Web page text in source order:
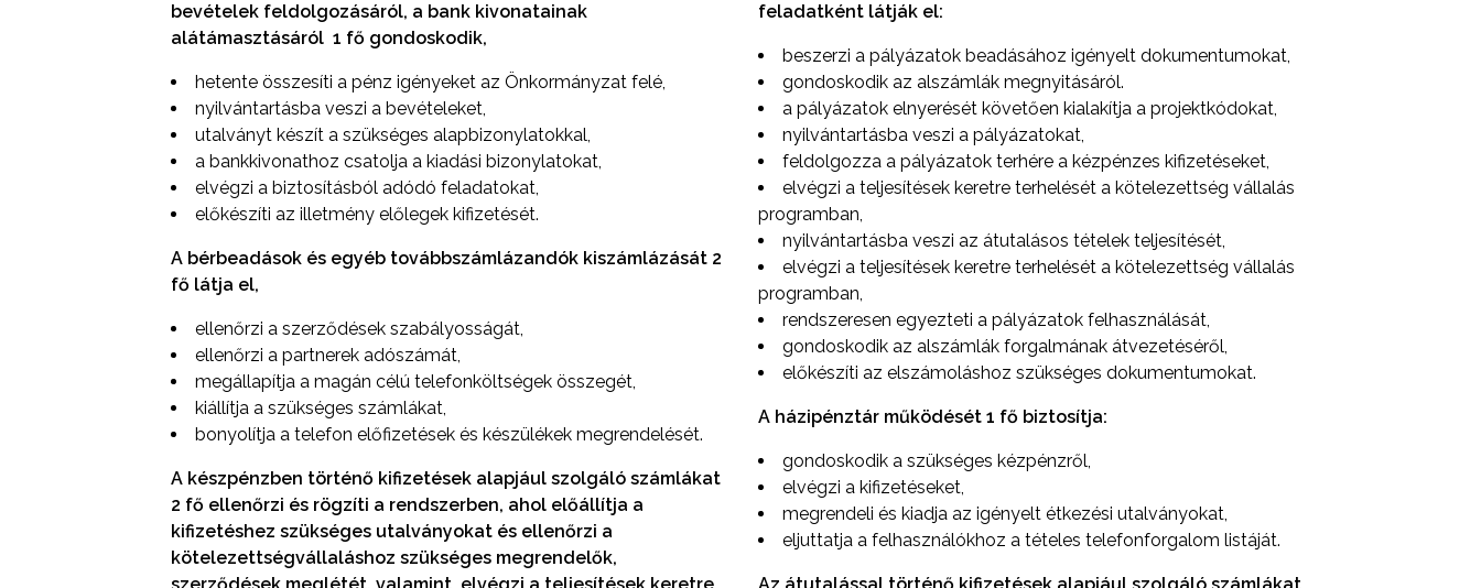
bevételek feldolgozásáról, a bank kivonatainak
alátámasztásáról 1 fő gondoskodik,
hetente összesíti a pénz igényeket az Önkormányzat felé,
nyilvántartásba veszi a bevételeket,
utalványt készít a szükséges alapbizonylatokkal,
a bankkivonathoz csatolja a kiadási bizonylatokat,
elvégzi a biztosításból adódó feladatokat,
előkészíti az illetmény előlegek kifizetését.
A bérbeadások és egyéb továbbszámlázandók kiszámlázását 2
fő látja el,
ellenőrzi a szerződések szabályosságát,
ellenőrzi a partnerek adószámát,
megállapítja a magán célú telefonköltségek összegét,
kiállítja a szükséges számlákat,
bonyolítja a telefon előfizetések és készülékek megrendelését.
A készpénzben történő kifizetések alapjául szolgáló számlákat
2 fő ellenőrzi és rögzíti a rendszerben, ahol előállítja a
kifizetéshez szükséges utalványokat és ellenőrzi a
kötelezettségvállaláshoz szükséges megrendelők,
feladatként látják el:
beszerzi a pályázatok beadásához igényelt dokumentumokat,
gondoskodik az alszámlák megnyitásáról.
a pályázatok elnyerését követően kialakítja a projektkódokat,
nyilvántartásba veszi a pályázatokat,
feldolgozza a pályázatok terhére a kézpénzes kifizetéseket,
elvégzi a teljesítések keretre terhelését a kötelezettség vállalás
programban,
nyilvántartásba veszi az átutalásos tételek teljesítését,
elvégzi a teljesítések keretre terhelését a kötelezettség vállalás
programban,
rendszeresen egyezteti a pályázatok felhasználását,
gondoskodik az alszámlák forgalmának átvezetéséről,
előkészíti az elszámoláshoz szükséges dokumentumokat.
A házipénztár működését 1 fő biztosítja:
gondoskodik a szükséges kézpénzről,
elvégzi a kifizetéseket,
megrendeli és kiadja az igényelt étkezési utalványokat,
eljuttatja a felhasználókhoz a tételes telefonforgalom listáját.